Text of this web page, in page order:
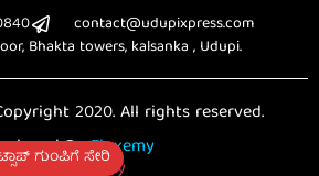
ಗುಂಪಿಗೆ ಸೇರಿ
contact@udupixpress.com
Bhakta towers, kalsanka , Udupi.
2020. All rights reserved.
ByFluxemy
Privacy Policy